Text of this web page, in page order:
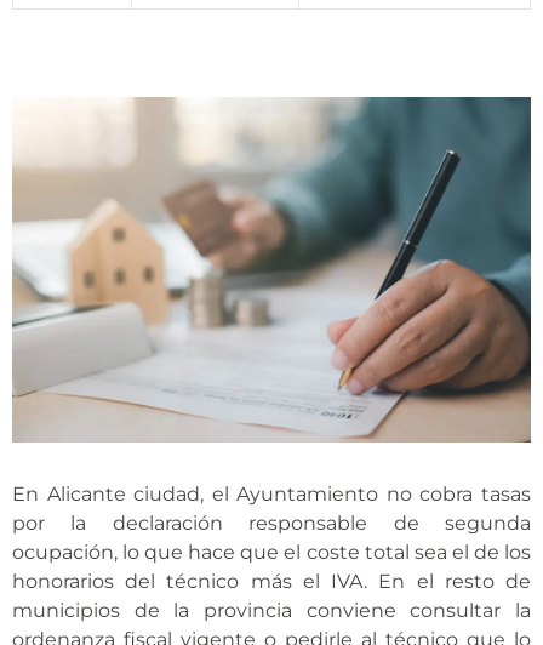
En Alicante ciudad, el Ayuntamiento no cobra tasas
por la declaración responsable de segunda
ocupación, lo que hace que el coste total sea el de los
honorarios del técnico más el IVA. En el resto de
municipios de la provincia conviene consultar la
ordenanza fiscal vigente o pedirle al técnico que lo